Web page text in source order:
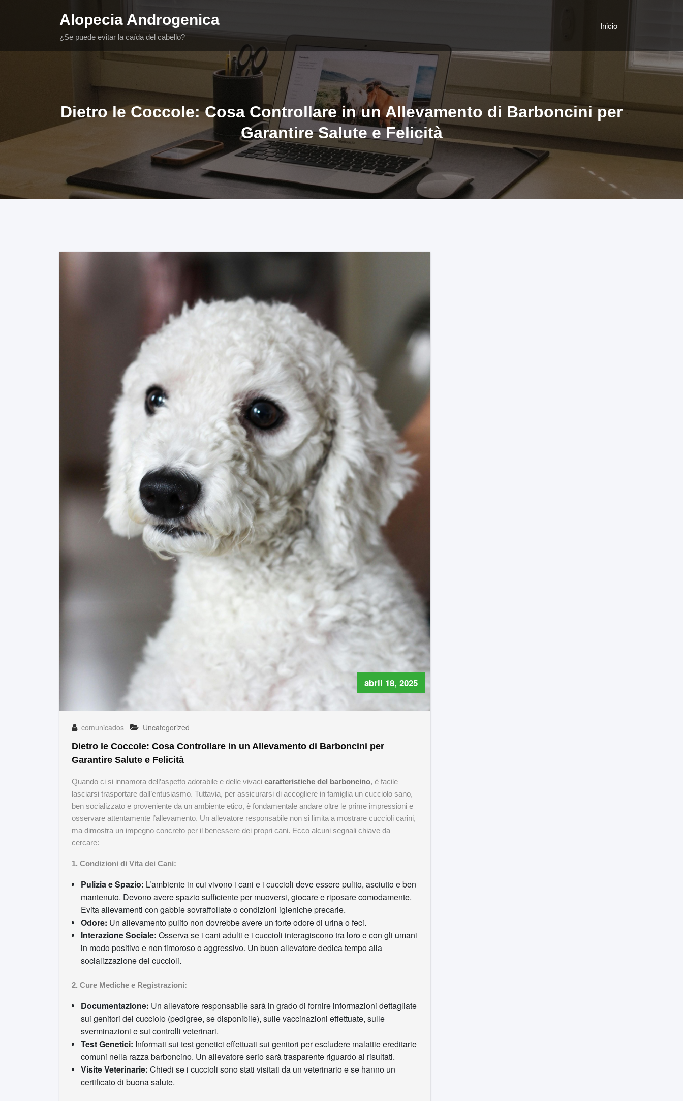
Alopecia Androgenica
¿Se puede evitar la caída del cabello?
Inicio
Dietro le Coccole: Cosa Controllare in un Allevamento di Barboncini per
Garantire Salute e Felicità
abril 18, 2025
comunicados
Uncategorized
Dietro le Coccole: Cosa Controllare in un Allevamento di Barboncini per
Garantire Salute e Felicità
Quando ci si innamora dell’aspetto adorabile e delle vivaci caratteristiche del barboncino, è facile
lasciarsi trasportare dall’entusiasmo. Tuttavia, per assicurarsi di accogliere in famiglia un cucciolo sano,
ben socializzato e proveniente da un ambiente etico, è fondamentale andare oltre le prime impressioni e
osservare attentamente l’allevamento. Un allevatore responsabile non si limita a mostrare cuccioli carini,
ma dimostra un impegno concreto per il benessere dei propri cani. Ecco alcuni segnali chiave da
cercare:
1. Condizioni di Vita dei Cani:
Pulizia e Spazio: L’ambiente in cui vivono i cani e i cuccioli deve essere pulito, asciutto e ben
mantenuto. Devono avere spazio sufficiente per muoversi, giocare e riposare comodamente.
Evita allevamenti con gabbie sovraffollate o condizioni igieniche precarie.
Odore: Un allevamento pulito non dovrebbe avere un forte odore di urina o feci.
Interazione Sociale: Osserva se i cani adulti e i cuccioli interagiscono tra loro e con gli umani
in modo positivo e non timoroso o aggressivo. Un buon allevatore dedica tempo alla
socializzazione dei cuccioli.
2. Cure Mediche e Registrazioni:
Documentazione: Un allevatore responsabile sarà in grado di fornire informazioni dettagliate
sui genitori del cucciolo (pedigree, se disponibile), sulle vaccinazioni effettuate, sulle
sverminazioni e sui controlli veterinari.
Test Genetici: Informati sui test genetici effettuati sui genitori per escludere malattie ereditarie
comuni nella razza barboncino. Un allevatore serio sarà trasparente riguardo ai risultati.
Visite Veterinarie: Chiedi se i cuccioli sono stati visitati da un veterinario e se hanno un
certificato di buona salute.